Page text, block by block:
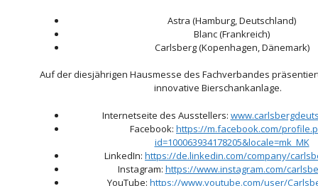
Astra (Hamburg, Deutschland)
Blanc (Frankreich)
Carlsberg (Kopenhagen, Dänemark)
Auf der diesjährigen Hausmesse des Fachverbandes
innovative Bierschankanlage.
Internetseite des Ausstellers:
Facebook: https://m.facebook.com/
id=100063934178205&locale=mk_MK
LinkedIn: https://de.linkedin.com/company/
Instagram: https://www.instagram.com/
YouTube: https://www.youtube.com/user/